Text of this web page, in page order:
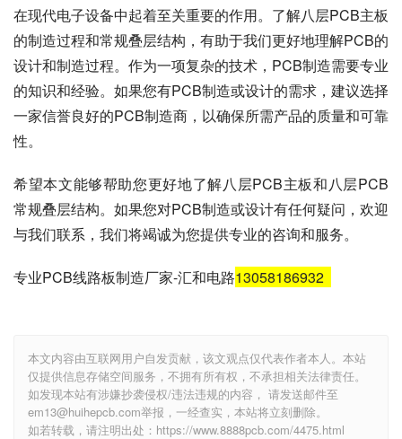
在现代电子设备中起着至关重要的作用。了解八层PCB主板
的制造过程和常规叠层结构，有助于我们更好地理解PCB的
设计和制造过程。作为一项复杂的技术，PCB制造需要专业
的知识和经验。如果您有PCB制造或设计的需求，建议选择
一家信誉良好的PCB制造商，以确保所需产品的质量和可靠
性。
希望本文能够帮助您更好地了解八层PCB主板和八层PCB
常规叠层结构。如果您对PCB制造或设计有任何疑问，欢迎
与我们联系，我们将竭诚为您提供专业的咨询和服务。
专业PCB线路板制造厂家-汇和电路13058186932
本文内容由互联网用户自发贡献，该文观点仅代表作者本人。本站
仅提供信息存储空间服务，不拥有所有权，不承担相关法律责任。
如发现本站有涉嫌抄袭侵权/违法违规的内容， 请发送邮件至
em13@huihepcb.com举报，一经查实，本站将立刻删除。
如若转载，请注明出处：https://www.8888pcb.com/4475.html